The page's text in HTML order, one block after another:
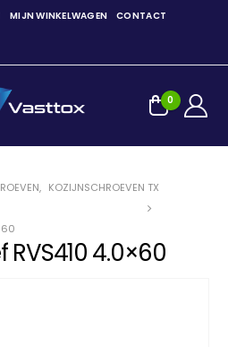
MIJN WINKELWAGEN CONTACT
0
, KOZIJNSCHROEVEN TX
4.0×60